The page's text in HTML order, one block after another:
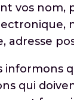
vos nom,
adresse
informons
qui